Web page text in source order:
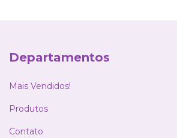
Departamentos
Mais Vendidos!
Produtos
Contato